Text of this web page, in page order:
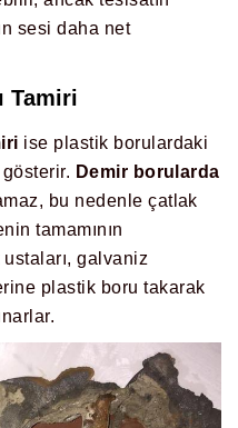
sesi daha net
Tamiri
ise plastik borulardaki
Demir borularda
bu nedenle çatlak
tamamının
galvaniz
plastik boru takarak